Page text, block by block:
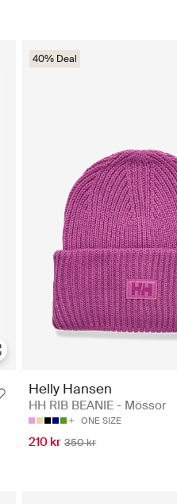
40% Deal
Helly Hansen
HH RIB BEANIE - Mössor
ONE SIZE
210 kr 350 kr